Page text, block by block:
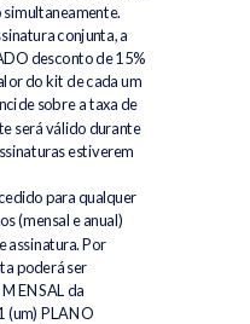
conjunta, a
desconto de 15%
do kit de cada um
sobre a taxa de
será válido durante
estiverem
para qualquer
(mensal e anual)
assinatura. Por
poderá ser
da
(um) PLANO